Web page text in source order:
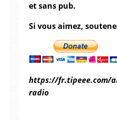
et sans pub.
Si vous aimez,
https://fr.tipeee.com/
radio